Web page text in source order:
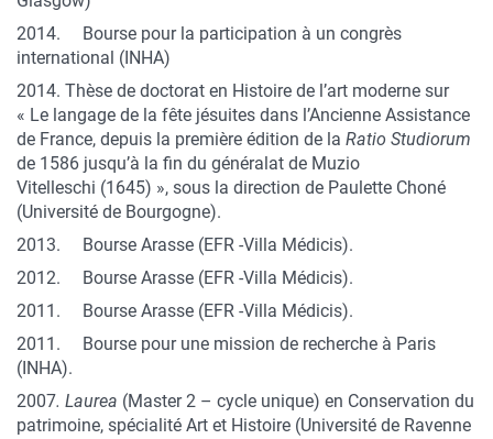
2014. Bourse pour la participation à un congrès
international (INHA)
2014. Thèse de doctorat en Histoire de l’art moderne sur
« Le langage de la fête jésuites dans l’Ancienne Assistance
de France, depuis la première édition de la Ratio Studiorum
de 1586 jusqu’à la fin du généralat de Muzio
Vitelleschi (1645) », sous la direction de Paulette Choné
(Université de Bourgogne).
2013. Bourse Arasse (EFR -Villa Médicis).
2012. Bourse Arasse (EFR -Villa Médicis).
2011. Bourse Arasse (EFR -Villa Médicis).
2011. Bourse pour une mission de recherche à Paris
(INHA).
2007. Laurea (Master 2 – cycle unique) en Conservation du
patrimoine, spécialité Art et Histoire (Université de Ravenne